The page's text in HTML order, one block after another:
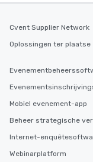
Cvent Supplier Network
Oplossingen ter plaatse
Mobiel evenement-app
Beheer strategische
Internet-
Webinarplatform